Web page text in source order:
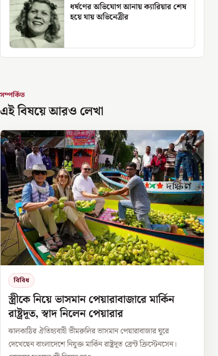
ধর্ষণের অভিযোগ আনায় ক্যারিয়ার শেষ
হয়ে যায় অভিনেত্রীর
সম্পর্কিত
এই বিষয়ে আরও লেখা
বিবিধ
স্ত্রীকে নিয়ে ভাসমান পেয়ারাবাজারে মার্কিন
রাষ্ট্রদূত, স্বাদ নিলেন পেয়ারার
ঝালকাঠির ঐতিহ্যবাহী ভীমরুলির ভাসমান পেয়ারাবাজার ঘুরে
দেখেছেন বাংলাদেশে নিযুক্ত মার্কিন রাষ্ট্রদূত ব্রেন্ট ক্রিস্টেনসেন।